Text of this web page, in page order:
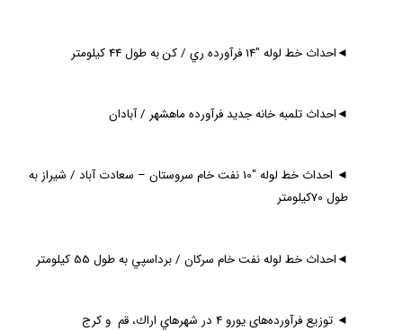
◄احداث خط لوله "14 فرآورده ري / كن به طول 44 كيلومتر
◄احداث تلمبه خانه جديد فرآورده ماهشهر / آبادان
◄
احداث خط لوله "10 نفت خام سروستان – سعادت آباد / شيراز به
طول 70كيلومتر
◄احداث خط لوله نفت خام سركان / برداسپي به طول 55 كيلومتر
◄ توزیع فرآورده‌های یورو 4 در شهرهاي اراك، ‌قم و كرج